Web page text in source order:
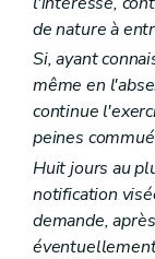
Titre III
de nature à
Si, ayant
même en
continue
peines
Huit jours au
notification
demande,